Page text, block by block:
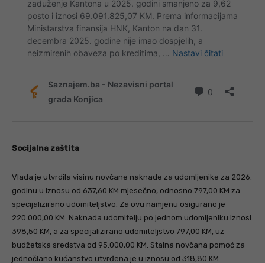
Socijalna zaštita
Vlada je utvrdila visinu novčane naknade za udomljenike za 2026.
godinu u iznosu od 637,60 KM mjesečno, odnosno 797,00 KM za
specijalizirano udomiteljstvo. Za ovu namjenu osigurano je
220.000,00 KM. Naknada udomitelju po jednom udomljeniku iznosi
398,50 KM, a za specijalizirano udomiteljstvo 797,00 KM, uz
budžetska sredstva od 95.000,00 KM. Stalna novčana pomoć za
jednočlano kućanstvo utvrđena je u iznosu od 318,80 KM